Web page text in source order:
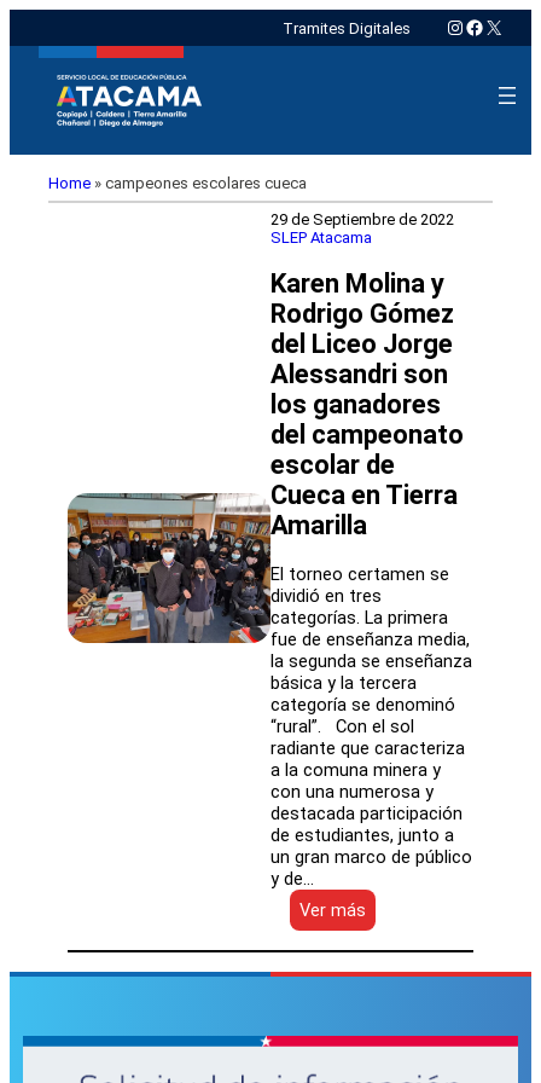
Tramites Digitales Instagram
X
Home » campeones escolares cueca
29 de Septiembre de 2022
SLEP Atacama
Karen Molina y
Rodrigo Gómez
del Liceo Jorge
Alessandri son
los ganadores
del campeonato
escolar de
Cueca en Tierra
Amarilla
El torneo certamen se
dividió en tres
categorías. La primera
fue de enseñanza media,
la segunda se enseñanza
básica y la tercera
categoría se denominó
“rural”. Con el sol
radiante que caracteriza
a la comuna minera y
con una numerosa y
destacada participación
de estudiantes, junto a
un gran marco de público
y de…
Ver más
Karen
Molina
y
del